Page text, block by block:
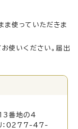
ま使っていただきま
使いください。届出
番地の4
：0277-47-